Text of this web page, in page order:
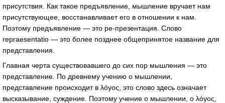
присутствия. Как такое предъявление, мышление вручает нам
присутствующее, восстанавливает его в отношении к нам.
Поэтому предъявление — это ре-презентация. Слово
repraesentatio — это более позднее общепринятое название для
представления.
Главная черта существовавшего до сих пор мышления — это
представление. По древнему учению о мышлении,
представление происходит в λόγος, это слово здесь означает
высказывание, суждение. Поэтому учение о мышлении, о λόγος,